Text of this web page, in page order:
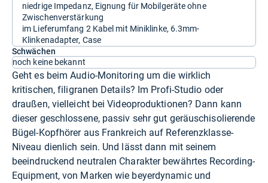
niedrige Impedanz, Eignung für Mobilgeräte ohne
Zwischenverstärkung
im Lieferumfang 2 Kabel mit Miniklinke, 6.3mm-
Klinkenadapter, Case
Schwächen
noch keine bekannt
Geht es beim Audio-Monitoring um die wirklich
kritischen, filigranen Details? Im Profi-Studio oder
draußen, vielleicht bei Videoproduktionen? Dann kann
dieser geschlossene, passiv sehr gut geräuschisolierende
Bügel-Kopfhörer aus Frankreich auf Referenzklasse-
Niveau dienlich sein. Und lässt dann mit seinem
beeindruckend neutralen Charakter bewährtes Recording-
Equipment, von Marken wie beyerdynamic und